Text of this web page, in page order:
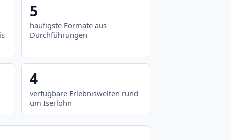
5
häufigste Formate aus
Durchführungen
4
verfügbare Erlebniswelten rund
um Iserlohn